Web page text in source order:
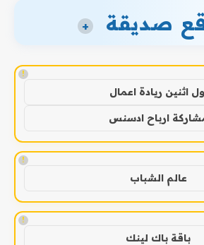
صديقة +
!
اثنين ريادة اعمال
ارباح ادسنس
!
عالم الشباب
!
باقة باك لينك